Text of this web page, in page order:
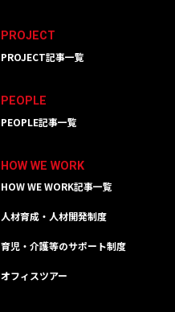
PROJECT
PROJECT記事一覧
PEOPLE
PEOPLE記事一覧
HOW WE WORK
HOW WE WORK記事一覧
人材育成・人材開発制度
育児・介護等のサポート制度
オフィスツアー